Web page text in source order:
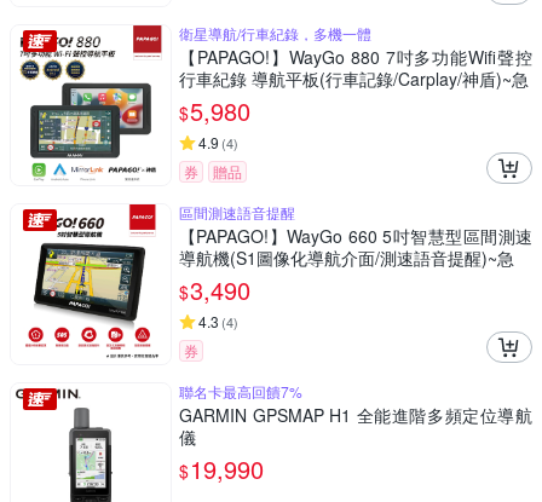
衛星導航/行車紀錄，多機一體
【PAPAGO!】WayGo 880 7吋多功能Wifi聲控
行車紀錄 導航平板(行車記錄/Carplay/神盾)~急
$5,980
4.9 (4)
券
贈品
區間測速語音提醒
【PAPAGO!】WayGo 660 5吋智慧型區間測速
導航機(S1圖像化導航介面/測速語音提醒)~急
$3,490
4.3 (4)
券
聯名卡最高回饋7%
GARMIN GPSMAP H1 全能進階多頻定位導航
儀
$19,990